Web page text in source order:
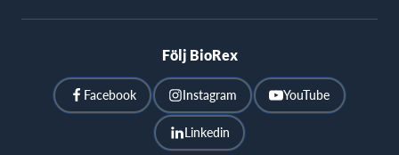
Följ BioRex
Facebook Instagram YouTube
Linkedin